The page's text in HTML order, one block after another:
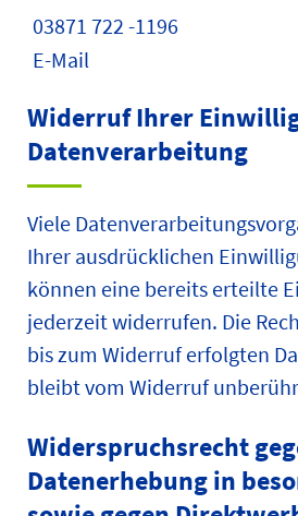
03871 722 -1196
E-Mail
Widerruf Ihrer
Datenverarbeitung
Viele
Ihrer ausdrücklichen
können eine bereits erteilte
jederzeit widerrufen. Die
bis zum Widerruf erfolgten
bleibt vom Widerruf
Widerspruchsrecht
Datenerhebung in